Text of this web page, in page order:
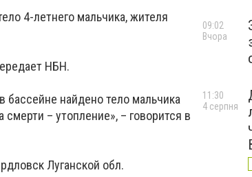
4-летнего мальчика, жителя
НБН.
бассейне найдено тело мальчика
– утопление», – говорится в
Луганской обл.
09:02
Вчора
11:30
4 серпня